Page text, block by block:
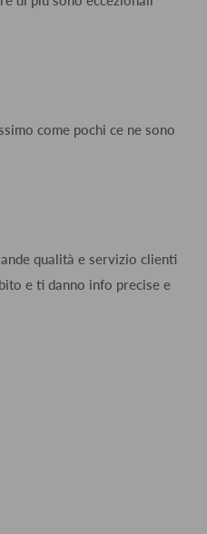
come pochi ce ne sono
qualità e servizio clienti
e ti danno info precise e